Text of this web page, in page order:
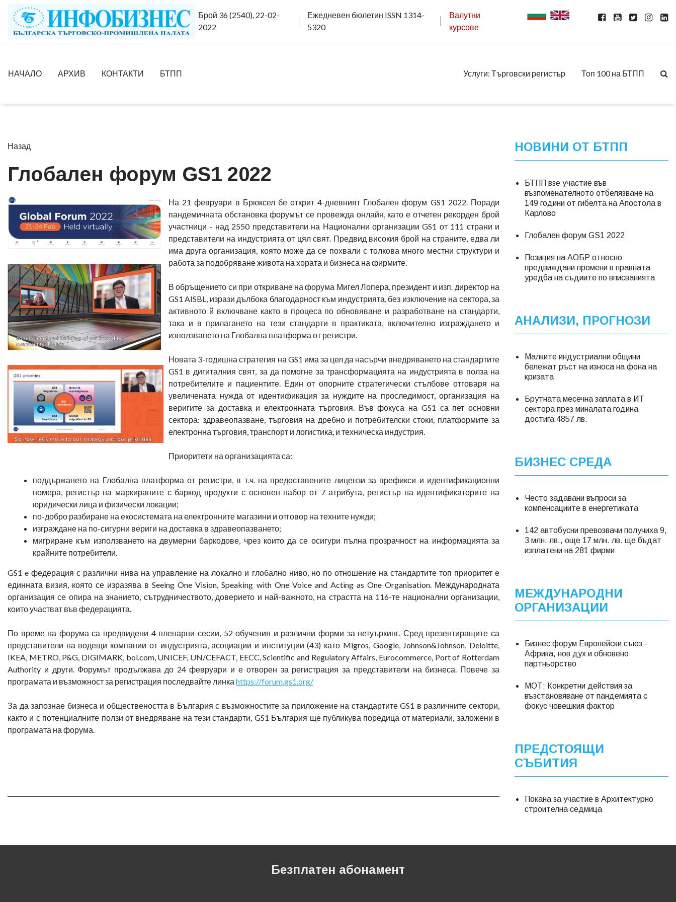
Брой 36 (2540), 22-02-
2022
Ежедневен бюлетин ISSN 1314-
5320
Валутни
курсове
НАЧАЛО АРХИВ КОНТАКТИ БТПП Услуги: Търговски регистър Топ 100 на БТПП
Назад
Глобален форум GS1 2022
На 21 февруари в Брюксел бе открит 4-дневният Глобален форум GS1 2022. Поради
пандемичната обстановка форумът се провежда онлайн, като е отчетен рекорден брой
участници - над 2550 представители на Национални организации GS1 от 111 страни и
представители на индустрията от цял свят. Предвид високия брой на страните, едва ли
има друга организация, която може да се похвали с толкова много местни структури и
работа за подобряване живота на хората и бизнеса на фирмите.
В обръщението си при откриване на форума Мигел Лопера, президент и изп. директор на
GS1 AISBL, изрази дълбока благодарност към индустрията, без изключение на сектора, за
активното й включване както в процеса по обновяване и разработване на стандарти,
така и в прилагането на тези стандарти в практиката, включително изграждането и
използването на Глобална платформа от регистри.
Новата 3-годишна стратегия на GS1 има за цел да насърчи внедряването на стандартите
GS1 в дигиталния свят, за да помогне за трансформацията на индустрията в полза на
потребителите и пациентите. Един от опорните стратегически стълбове отговаря на
увеличената нужда от идентификация за нуждите на проследимост, организация на
веригите за доставка и електронната търговия. Във фокуса на GS1 са пет основни
сектора: здравеопазване, търговия на дребно и потребителски стоки, платформите за
електронна търговия, транспорт и логистика, и техническа индустрия.
Приоритети на организацията са:
поддържането на Глобална платформа от регистри, в т.ч. на предоставените лицензи за префикси и идентификационни
номера, регистър на маркираните с баркод продукти с основен набор от 7 атрибута, регистър на идентификаторите на
юридически лица и физически локации;
по-добро разбиране на екосистемата на електронните магазини и отговор на техните нужди;
изграждане на по-сигурни вериги на доставка в здравеопазването;
мигриране към използването на двумерни баркодове, чрез които да се осигури пълна прозрачност на информацията за
крайните потребители.
GS1 e федерация с различни нива на управление на локално и глобално ниво, но по отношение на стандартите топ приоритет е
единната визия, която се изразява в Seeing One Vision, Speaking with One Voice and Acting as One Organisation. Международната
организация се опира на знанието, сътрудничеството, доверието и най-важното, на страстта на 116-те национални организации,
които участват във федерацията.
По време на форума са предвидени 4 пленарни сесии, 52 обучения и различни форми за нетуъркинг. Сред презентиращите са
представители на водещи компании от индустрията, асоциации и институции (43) като Migros, Google, Johnson&Johnson, Deloitte,
IKEA, METRO, P&G, DIGIMARK, bol.com, UNICEF, UN/CEFACT, EECC, Scientific and Regulatory Affairs, Eurocommerce, Port of Rotterdam
Authority и други. Форумът продължава до 24 февруари и е отворен за регистрация за представители на бизнеса. Повече за
програмата и възможност за регистрация последвайте линка https://forum.gs1.org/
За да запознае бизнеса и обществеността в България с възможностите за приложение на стандартите GS1 в различните сектори,
както и с потенциалните ползи от внедряване на тези стандарти, GS1 България ще публикува поредица от материали, заложени в
програмата на форума.
НОВИНИ ОТ БТПП
БТПП взе участие във
възпоменателното отбелязване на
149 години от гибелта на Апостола в
Карлово
Глобален форум GS1 2022
Позиция на АОБР относно
предвиждани промени в правната
уредба на съдиите по вписванията
АНАЛИЗИ, ПРОГНОЗИ
Малките индустриални общини
бележат ръст на износа на фона на
кризата
Брутната месечна заплата в ИТ
сектора през миналата година
достига 4857 лв.
БИЗНЕС СРЕДА
Често задавани въпроси за
компенсациите в енергетиката
142 автобусни превозвачи получиха 9,
3 млн. лв., още 17 млн. лв. ще бъдат
изплатени на 281 фирми
МЕЖДУНАРОДНИ
ОРГАНИЗАЦИИ
Бизнес форум Европейски съюз -
Африка, нов дух и обновено
партньорство
МОТ: Конкретни действия за
възстановяване от пандемията с
фокус човешкия фактор
ПРЕДСТОЯЩИ
СЪБИТИЯ
Покана за участие в Архитектурно
строителна седмица
Безплатен абонамент